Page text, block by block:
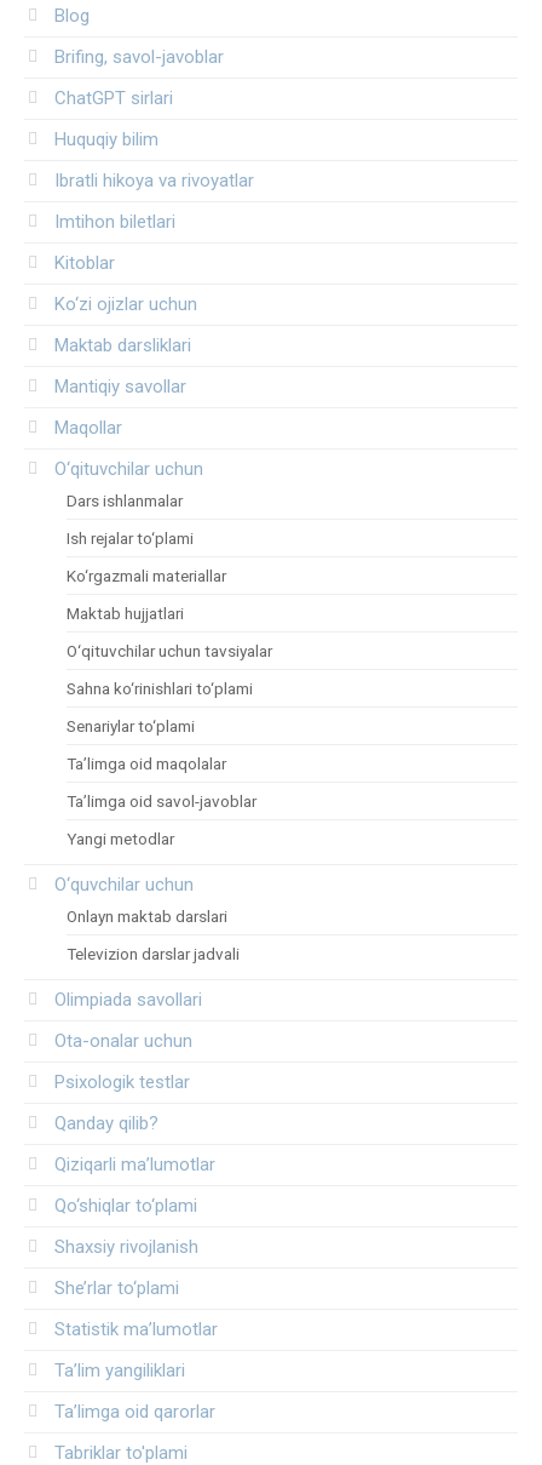
Blog
Brifing, savol-javoblar
ChatGPT sirlari
Huquqiy bilim
Ibratli hikoya va rivoyatlar
Imtihon biletlari
Kitoblar
Ko‘zi ojizlar uchun
Maktab darsliklari
Mantiqiy savollar
Maqollar
O‘qituvchilar uchun
Dars ishlanmalar
Ish rejalar to‘plami
Ko‘rgazmali materiallar
Maktab hujjatlari
O‘qituvchilar uchun tavsiyalar
Sahna ko‘rinishlari to‘plami
Senariylar to‘plami
Ta’limga oid maqolalar
Ta’limga oid savol-javoblar
Yangi metodlar
O‘quvchilar uchun
Onlayn maktab darslari
Televizion darslar jadvali
Olimpiada savollari
Ota-onalar uchun
Psixologik testlar
Qanday qilib?
Qiziqarli ma’lumotlar
Qo‘shiqlar to‘plami
Shaxsiy rivojlanish
She’rlar to‘plami
Statistik ma’lumotlar
Ta’lim yangiliklari
Ta’limga oid qarorlar
Tabriklar to'plami